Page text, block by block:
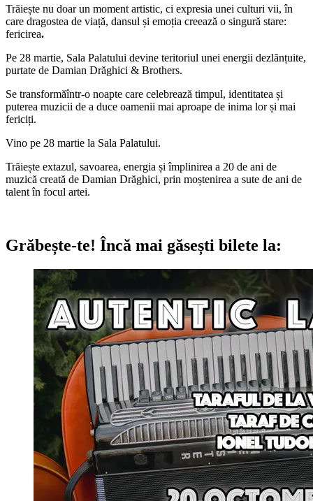
Trăiește nu doar un moment artistic, ci expresia unei culturi vii, în
care dragostea de viață, dansul și emoția creează o singură stare:
fericirea.
Pe 28 martie, Sala Palatului devine teritoriul unei energii dezlănțuite,
purtate de Damian Drăghici & Brothers.
Se transformăîntr-o noapte care celebrează timpul, identitatea și
puterea muzicii de a duce oamenii mai aproape de inima lor și mai
fericiți.
Vino pe 28 martie la Sala Palatului.
Trăiește extazul, savoarea, energia și împlinirea a 20 de ani de
muzică creată de Damian Drăghici, prin moștenirea a sute de ani de
talent în focul artei.
Grăbește-te! Încă mai găsești bilete la: